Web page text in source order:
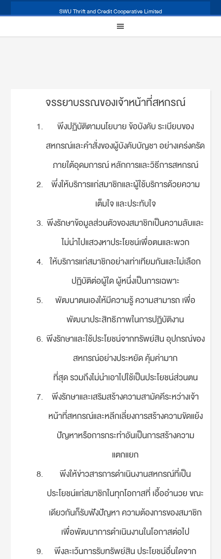
SWU Thrift and Credit Cooperative Limited
จรรยาบรรณของเจ้าหน้าที่สหกรณ์
พึงปฏิบัติตามนโยบาย ข้อบังคับ ระเบียบของ
สหกรณ์และคำสั่งของผู้บังคับบัญชา อย่างเคร่งครัด
ภายใต้อุดมการณ์ หลักการและวิธีการสหกรณ์
พึ่งให้บริการแก่สมาชิกและผู้ใช้บริการด้วยความ
เต็มใจ และประทับใจ
พึงรักษาข้อมูลส่วนตัวของสมาชิกเป็นความลับและ
ไม่นำไปแสวงหาประโยชน์เพื่อตนและพวก
ให้บริการแก่สมาชิกอย่างเท่าเทียมกันและไม่เลือก
ปฏิบัติต่อผู้ใด ผู้หนึ่งเป็นการเฉพาะ
พัฒนาตนเองให้มีความรู้ ความสามารถ เพื่อ
พัฒนาประสิทธิภาพในการปฏิบัติงาน
พึงรักษาและใช้ประโยชน์จากทรัพย์สิน อุปกรณ์ของ
สหกรณ์อย่างประหยัด คุ้มค่ามาก
ที่สุด รวมถึงไม่นำเอาไปใช้เป็นประโยชน์ส่วนตน
พึงรักษาและเสริมสร้างความสามัคคีระหว่างเจ้า
หน้าที่สหกรณ์และหลีกเลี่ยงการสร้างความขัดแย้ง
ปัญหาหรือการกระทำอันเป็นการสร้างความ
แตกแยก
พึงให้ข่าวสารการดำเนินงานสหกรณ์ที่เป็น
ประโยชน์แก่สมาชิกในทุกโอกาสที่ เอื้ออำนวย ขณะ
เดียวกันก็รับฟังปัญหา ความต้องการของสมาชิก
เพื่อพัฒนาการดำเนินงานในโอกาสต่อไป
พึงละเว้นการรับทรัพย์สิน ประโยชน์อื่นใดจาก